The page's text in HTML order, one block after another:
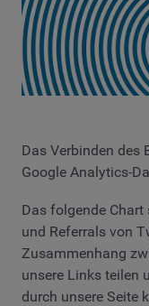
Das Verbinden des
Google Analytics-
Das folgende
und Referrals von
Zusammenhang
unsere Links teilen
durch unsere Seite